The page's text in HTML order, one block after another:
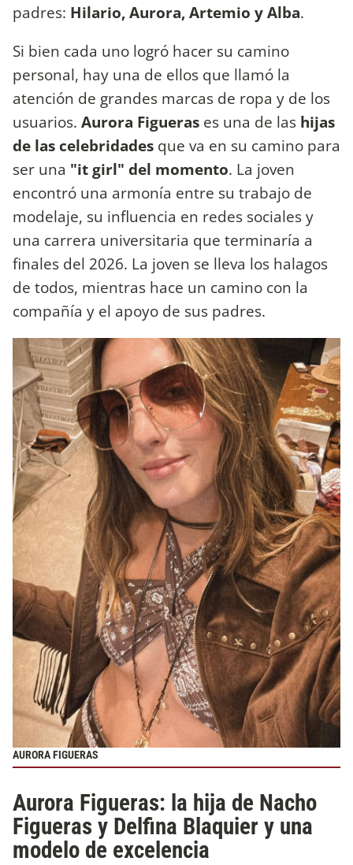
padres: Hilario, Aurora, Artemio y Alba.
Si bien cada uno logró hacer su camino
personal, hay una de ellos que llamó la
atención de grandes marcas de ropa y de los
usuarios. Aurora Figueras es una de las hijas
de las celebridades que va en su camino para
ser una "it girl" del momento. La joven
encontró una armonía entre su trabajo de
modelaje, su influencia en redes sociales y
una carrera universitaria que terminaría a
finales del 2026. La joven se lleva los halagos
de todos, mientras hace un camino con la
compañía y el apoyo de sus padres.
AURORA FIGUERAS
Aurora Figueras: la hija de Nacho
Figueras y Delfina Blaquier y una
modelo de excelencia